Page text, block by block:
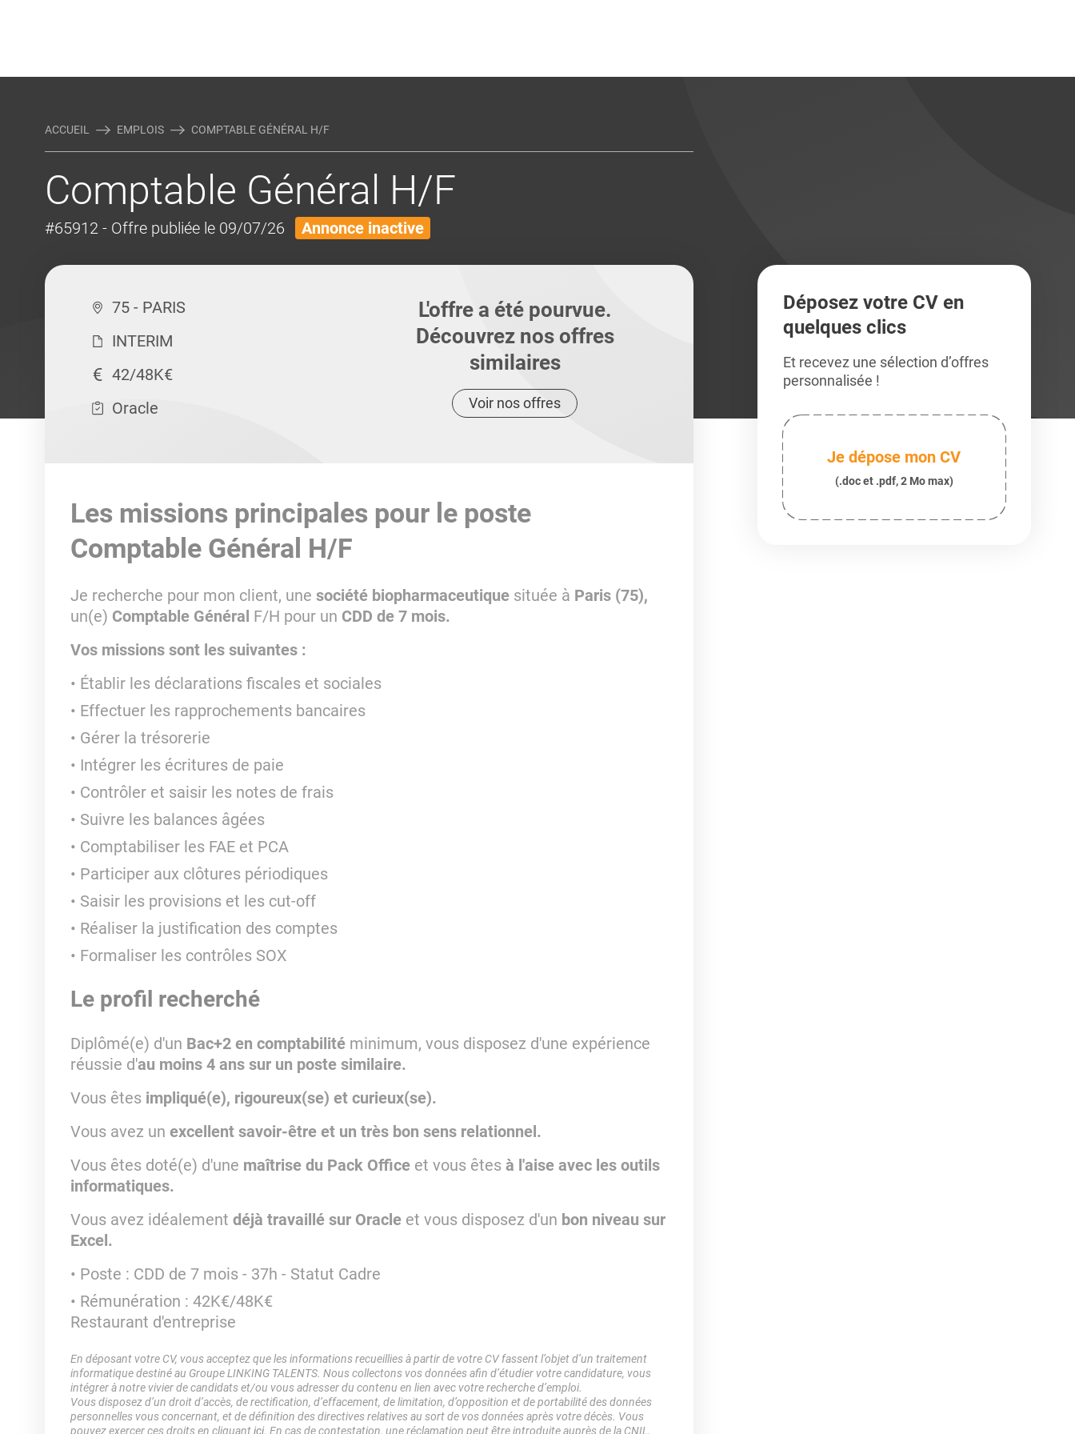
ACCUEIL EMPLOIS COMPTABLE GÉNÉRAL H/F
Comptable Général H/F
#65912 - Offre publiée le 09/07/26 Annonce inactive
75 - PARIS
INTERIM
42/48K€
Oracle
L'offre a été pourvue.
Découvrez nos offres
similaires
Voir nos offres
Les missions principales pour le poste
Comptable Général H/F
Je recherche pour mon client, une société biopharmaceutiquesituée à Paris (75),
un(e) Comptable Général F/H pour un CDD de 7 mois.
Vos missions sont les suivantes :
Établir les déclarations fiscales et sociales
Effectuer les rapprochements bancaires
Gérer la trésorerie
Intégrer les écritures de paie
Contrôler et saisir les notes de frais
Suivre les balances âgées
Comptabiliser les FAE et PCA
Participer aux clôtures périodiques
Saisir les provisions et les cut-off
Réaliser la justification des comptes
Formaliser les contrôles SOX
Le profil recherché
Diplômé(e) d'un Bac+2 en comptabilité minimum, vous disposez d'une expérience
réussie d'au moins 4 ans sur un poste similaire.
Vous êtes impliqué(e), rigoureux(se) et curieux(se).
Vous avez un excellent savoir-être et un très bon sens relationnel.
Vous êtes doté(e) d'une maîtrise du Pack Officeet vous êtes à l'aise avec les outils
informatiques.
Vous avez idéalement déjà travaillé sur Oracle et vous disposez d'un bon niveau sur
Excel.
Poste : CDD de 7 mois - 37h - Statut Cadre
Rémunération : 42K€/48K€
Restaurant d'entreprise
En déposant votre CV, vous acceptez que les informations recueillies à partir de votre CV fassent l’objet d’un traitement
informatique destiné au Groupe LINKING TALENTS. Nous collectons vos données afin d’étudier votre candidature, vous
intégrer à notre vivier de candidats et/ou vous adresser du contenu en lien avec votre recherche d’emploi.
Vous disposez d’un droit d’accès, de rectification, d’effacement, de limitation, d’opposition et de portabilité des données
personnelles vous concernant, et de définition des directives relatives au sort de vos données après votre décès. Vous
pouvez exercer ces droits en cliquantici. En cas de contestation, une réclamation peut être introduite auprès de la CNIL.
Déposez votre CV en
quelques clics
Et recevez une sélection d’offres
personnalisée !
Je dépose mon CV
(.doc et .pdf, 2 Mo max)